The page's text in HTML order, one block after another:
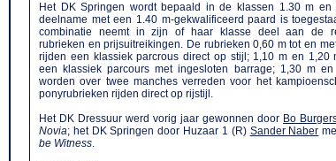
Het DK Springen wordt bepaald in de klassen 1.30 m en
deelname met een 1.40 m-gekwalificeerd paard is
combinatie neemt in zijn of haar klasse deel aan de
rubrieken en prijsuitreikingen. De rubrieken 0,60 m tot en
rijden een klassiek parcrous direct op stijl; 1,10 m en 1,20
een klassiek parcours met ingesloten barrage; 1,30 m
worden over twee manches verreden voor het
ponyrubrieken rijden direct op rijstijl.
Het DK Dressuur werd vorig jaar gewonnen door Bo
Novia; het DK Springen door Huzaar 1 (R) Sander Naber
be Witness.